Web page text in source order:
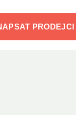
PRODEJCI